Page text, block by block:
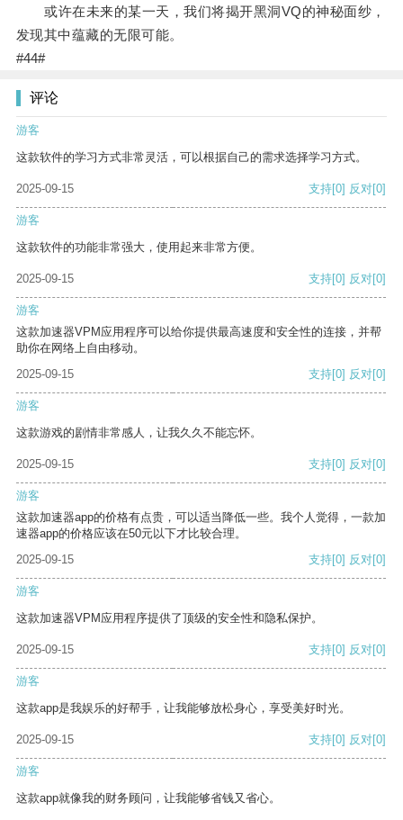
或许在未来的某一天，我们将揭开黑洞VQ的神秘面纱，
发现其中蕴藏的无限可能。
#44#
评论
游客
这款软件的学习方式非常灵活，可以根据自己的需求选择学习方式。
2025-09-15 支持[0] 反对[0]
游客
这款软件的功能非常强大，使用起来非常方便。
2025-09-15 支持[0] 反对[0]
游客
这款加速器VPM应用程序可以给你提供最高速度和安全性的连接，并帮
助你在网络上自由移动。
2025-09-15
支持[0] 反对[0]
游客
这款游戏的剧情非常感人，让我久久不能忘怀。
2025-09-15 支持[0] 反对[0]
游客
这款加速器app的价格有点贵，可以适当降低一些。我个人觉得，一款加
速器app的价格应该在50元以下才比较合理。
2025-09-15
支持[0] 反对[0]
游客
这款加速器VPM应用程序提供了顶级的安全性和隐私保护。
2025-09-15 支持[0] 反对[0]
游客
这款app是我娱乐的好帮手，让我能够放松身心，享受美好时光。
2025-09-15 支持[0] 反对[0]
游客
这款app就像我的财务顾问，让我能够省钱又省心。